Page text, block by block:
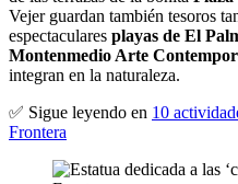
Vejer guardan también tesoros
espectaculares playas de El
Montenmedio Arte
integran en la naturaleza.
✅ Sigue leyendo en 10
Frontera